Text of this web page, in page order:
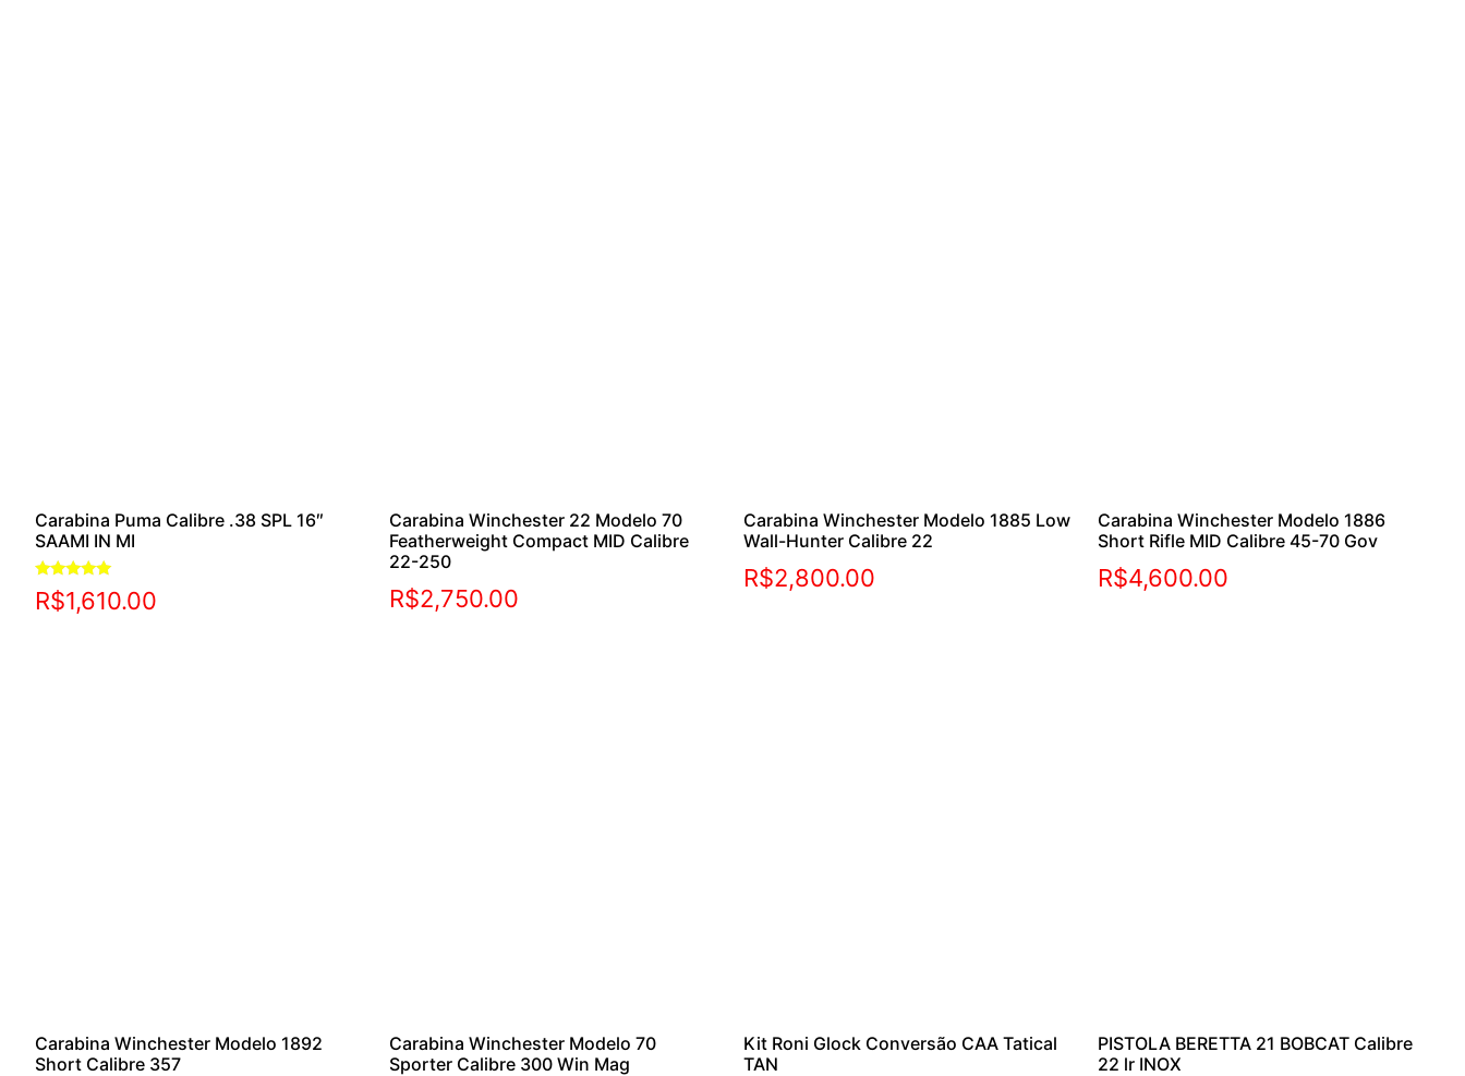
Carabina Puma Calibre .38 SPL 16″
SAAMI IN MI
Avaliação
5.00
R$1,610.00
Carabina Winchester 22 Modelo 70
Featherweight Compact MID Calibre
22-250
R$2,750.00
Carabina Winchester Modelo 1885 Low
Wall-Hunter Calibre 22
R$2,800.00
Carabina Winchester Modelo 1886
Short Rifle MID Calibre 45-70 Gov
R$4,600.00
Carabina Winchester Modelo 1892
Short Calibre 357
Carabina Winchester Modelo 70
Sporter Calibre 300 Win Mag
Kit Roni Glock Conversão CAA Tatical
TAN
PISTOLA BERETTA 21 BOBCAT Calibre
22 lr INOX